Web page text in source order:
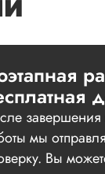
мы
Вы